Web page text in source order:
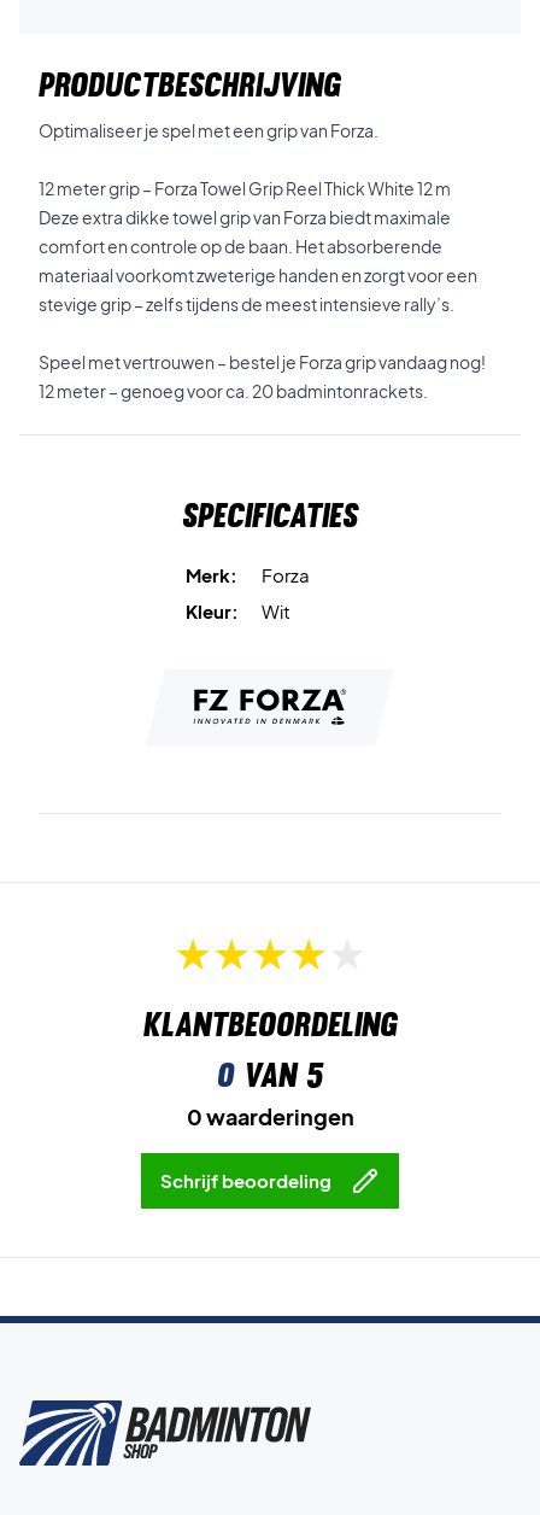
PRODUCTBESCHRIJVING
Optimaliseer je spel met een grip van Forza.
12 meter grip – Forza Towel Grip Reel Thick White 12 m
Deze extra dikke towel grip van Forza biedt maximale
comfort en controle op de baan. Het absorberende
materiaal voorkomt zweterige handen en zorgt voor een
stevige grip – zelfs tijdens de meest intensieve rally’s.
Speel met vertrouwen – bestel je Forza grip vandaag nog!
12 meter – genoeg voor ca. 20 badmintonrackets.
Specificaties
Merk:
Forza
Kleur:
Wit
Klantbeoordeling
0van 5
0 waarderingen
Schrijf beoordeling